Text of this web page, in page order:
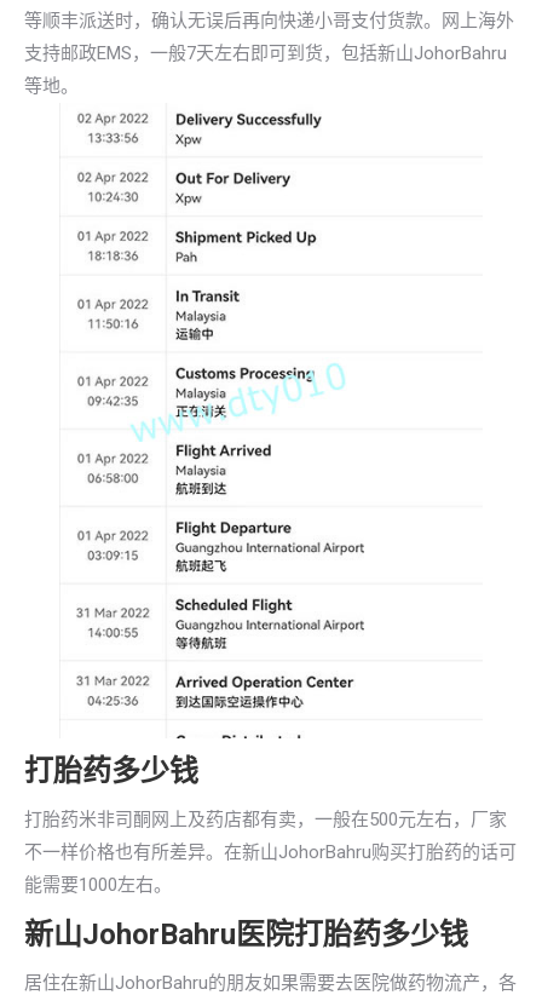
等顺丰派送时，确认无误后再向快递小哥支付货款。网上海外
支持邮政EMS，一般7天左右即可到货，包括新山JohorBahru
等地。
打胎药多少钱
打胎药米非司酮网上及药店都有卖，一般在500元左右，厂家
不一样价格也有所差异。在新山JohorBahru购买打胎药的话可
能需要1000左右。
新山JohorBahru医院打胎药多少钱
居住在新山JohorBahru的朋友如果需要去医院做药物流产，各